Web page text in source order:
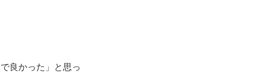
良かった」と思っ